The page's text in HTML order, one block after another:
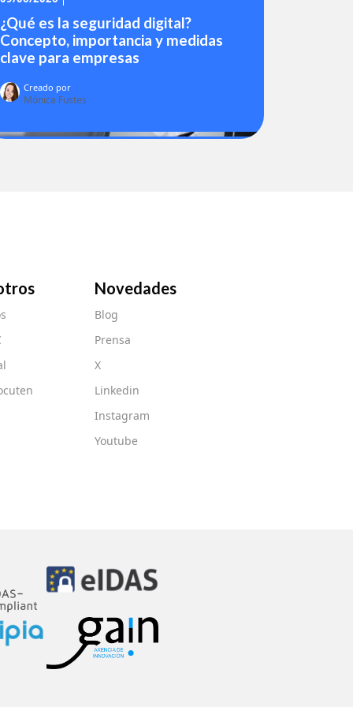
¿Qué es la seguridad digital?
Concepto, importancia y medidas
clave para empresas
Creado por
Mónica Fustes
Novedades
Blog
Prensa
X
Linkedin
Instagram
Youtube